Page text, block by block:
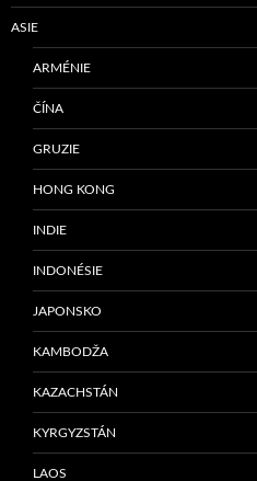
ASIE
ARMÉNIE
ČÍNA
GRUZIE
HONG KONG
INDIE
INDONÉSIE
JAPONSKO
KAMBODŽA
KAZACHSTÁN
KYRGYZSTÁN
LAOS